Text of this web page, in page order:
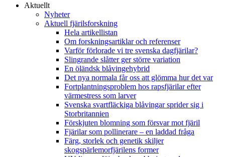
Aktuellt
Nyheter
Aktuell fjärilsforskning
Hela artikellistan
Om forskningsartiklar och referenser
Varför förlorade vi tre svenska dagfjärilar?
Slingrande slåtter ger större variation
En öländsk blåvingehybrid
Det nya normala får oss att glömma hur det var
Fortplantningsproblem hos rapsfjärilar efter
värmestress som larver
Svenska svartfläckiga blåvingar sprider sig i
Storbritannien
Förskjuten blomning som försvar mot fjäril
Fjärilar som pollinerare – en laddad fråga
Färg, storlek och genetik skiljer
skogspärlemorfjärilens former